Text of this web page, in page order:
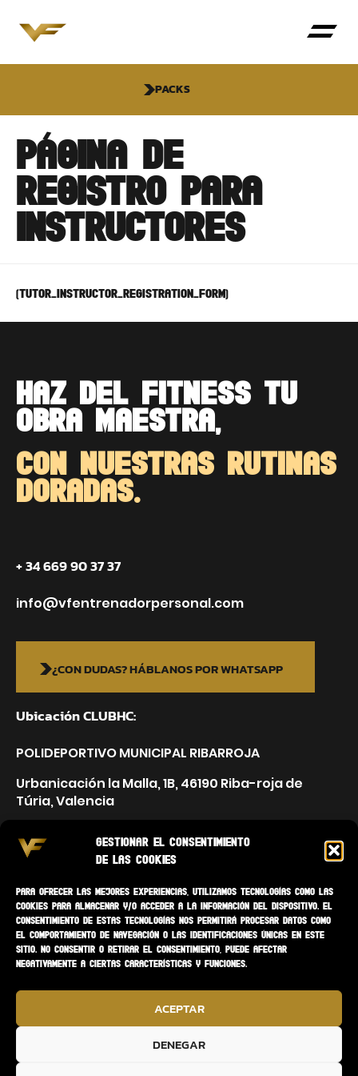
Gestionar el consentimiento
de las cookies
Para ofrecer las mejores experiencias, utilizamos tecnologías como las
cookies para almacenar y/o acceder a la información del dispositivo. El
consentimiento de estas tecnologías nos permitirá procesar datos como
el comportamiento de navegación o las identificaciones únicas en este
sitio. No consentir o retirar el consentimiento, puede afectar
negativamente a ciertas características y funciones.
ACEPTAR
DENEGAR
PACKS
PÁGINA DE
REGISTRO PARA
INSTRUCTORES
[tutor_instructor_registration_form]
HAZ DEL FITNESS TU
OBRA MAESTRA,
CON NUESTRAS RUTINAS
DORADAS.
+ 34 669 90 37 37
info@vfentrenadorpersonal.com
¿CON DUDAS? HÁBLANOS POR WHATSAPP
Ubicación CLUBHC:
POLIDEPORTIVO MUNICIPAL RIBARROJA
Urbanicación la Malla, 1B, 46190 Riba-roja de
Túria, Valencia
VF ENTRENADOR PERSONAL